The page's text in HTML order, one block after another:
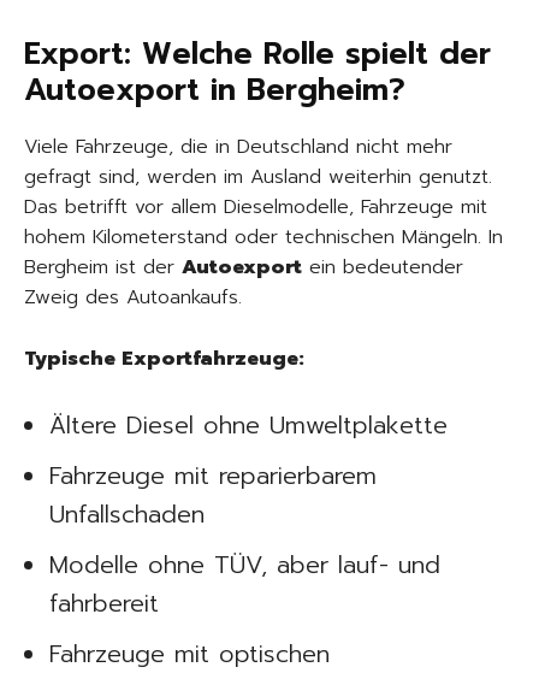
Export: Welche Rolle spielt der
Autoexport in Bergheim?
Viele Fahrzeuge, die in Deutschland nicht mehr
gefragt sind, werden im Ausland weiterhin genutzt.
Das betrifft vor allem Dieselmodelle, Fahrzeuge mit
hohem Kilometerstand oder technischen Mängeln. In
Bergheim ist der Autoexport ein bedeutender
Zweig des Autoankaufs.
Typische Exportfahrzeuge:
Ältere Diesel ohne Umweltplakette
Fahrzeuge mit reparierbarem
Unfallschaden
Modelle ohne TÜV, aber lauf- und
fahrbereit
Fahrzeuge mit optischen